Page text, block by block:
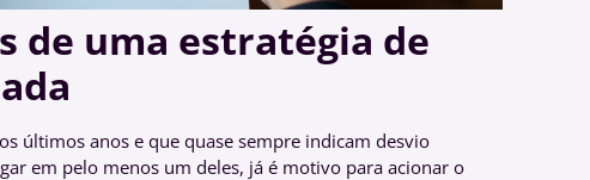
de uma estratégia de
últimos anos e que quase sempre indicam desvio
em pelo menos um deles, já é motivo para acionar o